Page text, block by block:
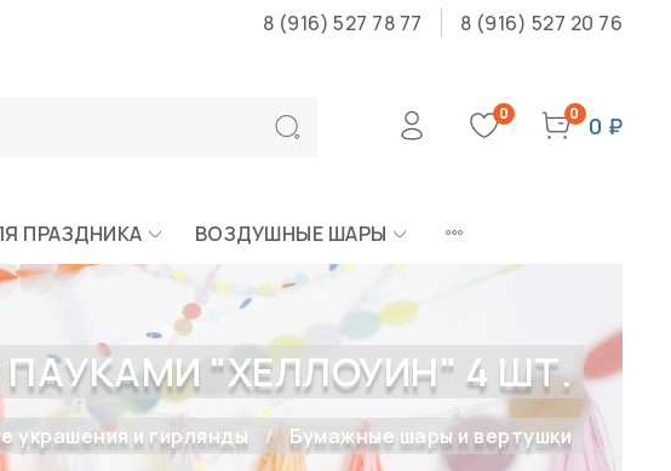
8 (916) 527 78 77 8 (916) 527 20 76
0 0 0 ₽
ПРАЗДНИКА ВОЗДУШНЫЕ ШАРЫ
"ХЕЛЛОУИН" 4 ШТ.
украшения и гирлянды Бумажные шары и вертушки